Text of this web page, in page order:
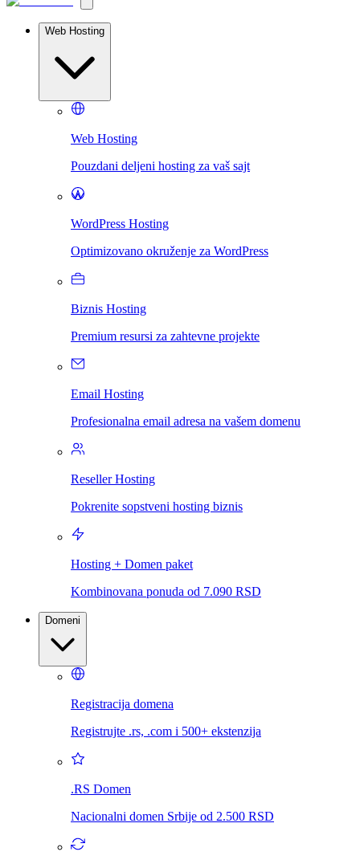
Web Hosting
Web Hosting
Pouzdani deljeni hosting za vaš sajt
WordPress Hosting
Optimizovano okruženje za WordPress
Biznis Hosting
Premium resursi za zahtevne projekte
Email Hosting
Profesionalna email adresa na vašem domenu
Reseller Hosting
Pokrenite sopstveni hosting biznis
Hosting + Domen paket
Kombinovana ponuda od 7.090 RSD
Domeni
Registracija domena
Registrujte .rs, .com i 500+ ekstenzija
.RS Domen
Nacionalni domen Srbije od 2.500 RSD